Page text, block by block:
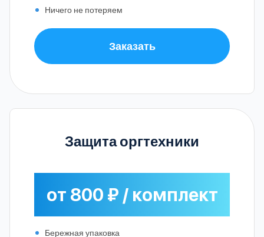
Ничего не потеряем
Заказать
Защита оргтехники
от 800 ₽ / комплект
Бережная упаковка